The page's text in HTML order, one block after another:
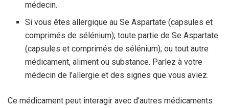
médecin.
Si vous êtes allergique au Se Aspartate (capsules et
comprimés de sélénium); toute partie de Se Aspartate
(capsules et comprimés de sélénium); ou tout autre
médicament, aliment ou substance. Parlez à votre
médecin de l’allergie et des signes que vous aviez.
Ce médicament peut interagir avec d’autres médicaments